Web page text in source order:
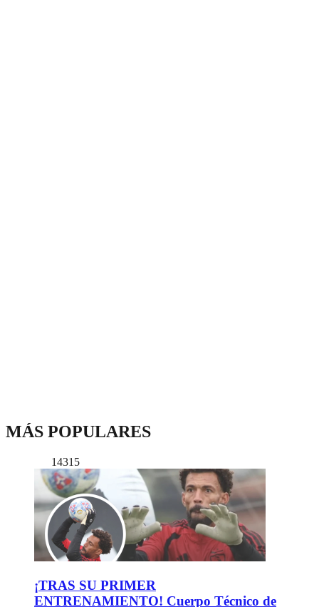
MÁS POPULARES
14315
¡TRAS SU PRIMER
ENTRENAMIENTO! Cuerpo Técnico de